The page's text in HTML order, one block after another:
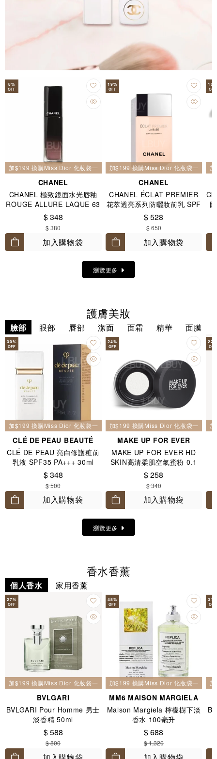
8%
OFF
加$199 換購Miss Dior 化妝袋一個
CHANEL
CHANEL 極致鏡面水光唇釉
ROUGE ALLURE LAQUE 63
ULTIMATE 玫瑰裸色
$ 348
$ 380
加入購物袋
19%
OFF
加$199 換購Miss Dior 化妝袋一個
CHANEL
CHANEL ÉCLAT PREMIER
花萃透亮系列防曬妝前乳 SPF
40 / PA++++ 30ml
$ 528
$ 650
加入購物袋
10
OFF
瀏覽更多
護膚美妝
臉部 眼部 唇部 潔面 面霜 精華 面膜
30%
OFF
加$199 換購Miss Dior 化妝袋一個
CLÉ DE PEAU BEAUTÉ
CLÉ DE PEAU 亮白修護粧前
乳液 SPF35 PA+++ 30ml
$ 348
$ 500
加入購物袋
24%
OFF
加$199 換購Miss Dior 化妝袋一個
MAKE UP FOR EVER
MAKE UP FOR EVER HD
SKIN高清柔肌空氣蜜粉 0.1
Translucent 8.5g
$ 258
$ 340
加入購物袋
22
OFF
瀏覽更多
香水香薰
個人香水 家用香薰
27%
OFF
加$199 換購Miss Dior 化妝袋一個
BVLGARI
BVLGARI Pour Homme 男士
淡香精 50ml
$ 588
$ 800
48%
OFF
加$199 換購Miss Dior 化妝袋一個
MM6 MAISON MARGIELA
Maison Margiela 檸檬樹下淡
香水 100毫升
$ 688
$ 1,320
31
OFF